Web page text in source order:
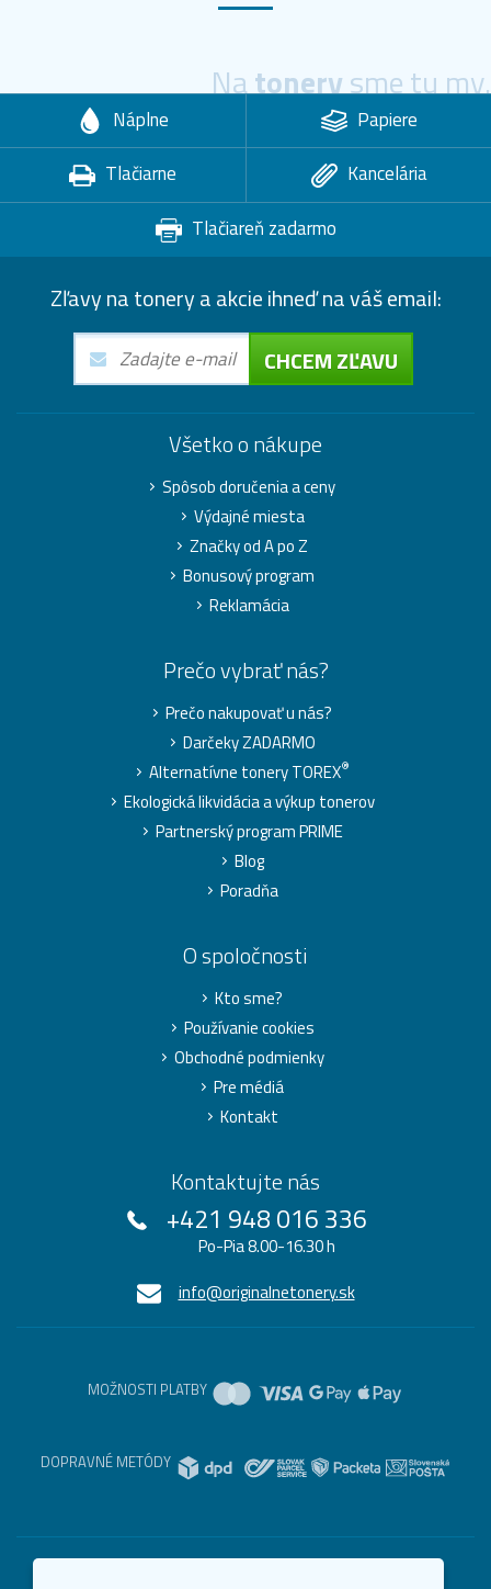
Natonerysme tu my.
Náplne
Papiere
Tlačiarne
Kancelária
Tlačiareň zadarmo
Zľavy na tonery a akcie ihneď na váš email:
CHCEM ZĽAVU
Všetko o nákupe
Spôsob doručenia a ceny
Výdajné miesta
Značky od A po Z
Bonusový program
Reklamácia
Prečo vybrať nás?
Prečo nakupovať u nás?
Darčeky ZADARMO
Alternatívne tonery TOREX®
Ekologická likvidácia a výkup tonerov
Partnerský program PRIME
Blog
Poradňa
O spoločnosti
Kto sme?
Používanie cookies
Obchodné podmienky
Pre médiá
Kontakt
Kontaktujte nás
+421 948 016 336
Po-Pia 8.00-16.30 h
info@originalnetonery.sk
MOŽNOSTI PLATBY
DOPRAVNÉ METÓDY